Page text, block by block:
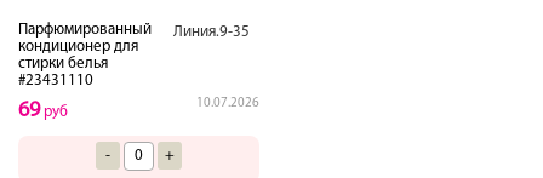
Парфюмированный
кондиционер для
стирки белья
#23431110
Линия.9-35
10.07.2026
69руб
- +